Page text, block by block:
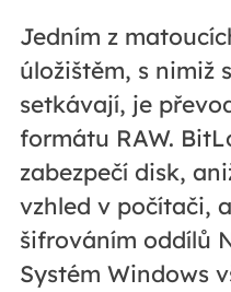
Jedním z
úložištěm, s nimiž
setkávají, je
formátu RAW.
zabezpečí disk,
vzhled v počítači,
šifrováním oddílů
Systém Windows